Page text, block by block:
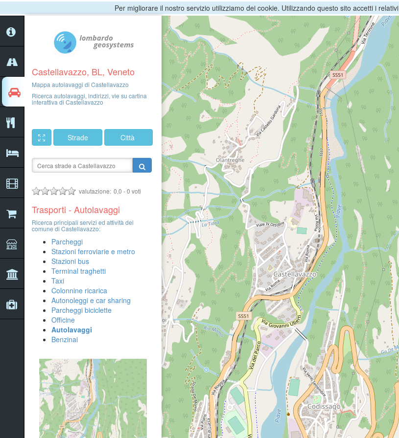
Per migliorare il nostro servizio utilizziamo dei cookie. Utilizzando questo sito accetti i relativi
Castellavazzo, BL, Veneto
Mappa autolavaggi di Castellavazzo
Ricerca autolavaggi, indirizzi, vie su cartina
interattiva di Castellavazzo
Strade Città
valutazione: 0,0 -0 voti
Trasporti - Autolavaggi
Ricerca principali servizi ed attività del
comune di Castellavazzo:
Parcheggi
Stazioni ferroviarie e metro
Stazioni bus
Terminal traghetti
Taxi
Colonnine ricarica
Autonoleggi e car sharing
Parcheggi biciclette
Officine
Autolavaggi
Benzinai